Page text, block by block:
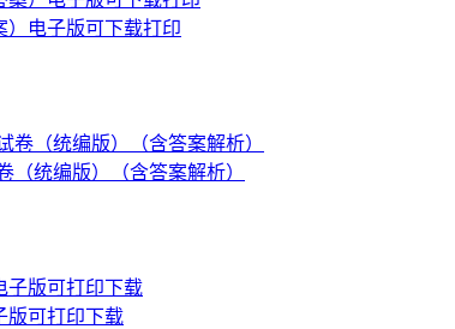
）电子版可下载打印
（统编版）（含答案解析）
版可打印下载